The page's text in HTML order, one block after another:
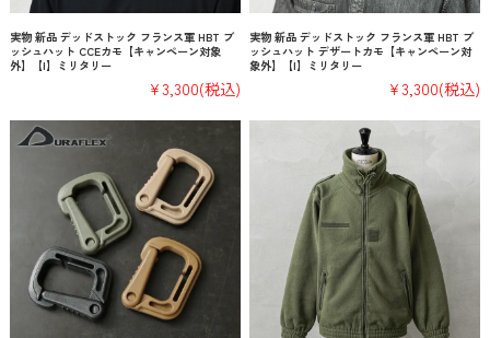
実物 新品 デッドストック フランス軍 HBT ブ
ッシュハット CCEカモ【キャンペーン対象
外】【I】ミリタリー
¥3,300(税込)
実物 新品 デッドストック フランス軍 HBT ブ
ッシュハット デザートカモ【キャンペーン対
象外】【I】ミリタリー
¥3,300(税込)